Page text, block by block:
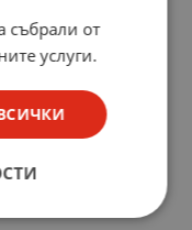
събрали от
услуги.